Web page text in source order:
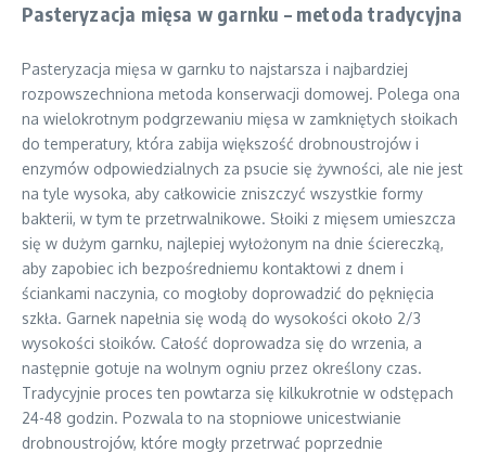
Pasteryzacja mięsa w garnku – metoda tradycyjna
Pasteryzacja mięsa w garnku to najstarsza i najbardziej
rozpowszechniona metoda konserwacji domowej. Polega ona
na wielokrotnym podgrzewaniu mięsa w zamkniętych słoikach
do temperatury, która zabija większość drobnoustrojów i
enzymów odpowiedzialnych za psucie się żywności, ale nie jest
na tyle wysoka, aby całkowicie zniszczyć wszystkie formy
bakterii, w tym te przetrwalnikowe. Słoiki z mięsem umieszcza
się w dużym garnku, najlepiej wyłożonym na dnie ściereczką,
aby zapobiec ich bezpośredniemu kontaktowi z dnem i
ściankami naczynia, co mogłoby doprowadzić do pęknięcia
szkła. Garnek napełnia się wodą do wysokości około 2/3
wysokości słoików. Całość doprowadza się do wrzenia, a
następnie gotuje na wolnym ogniu przez określony czas.
Tradycyjnie proces ten powtarza się kilkukrotnie w odstępach
24-48 godzin. Pozwala to na stopniowe unicestwianie
drobnoustrojów, które mogły przetrwać poprzednie